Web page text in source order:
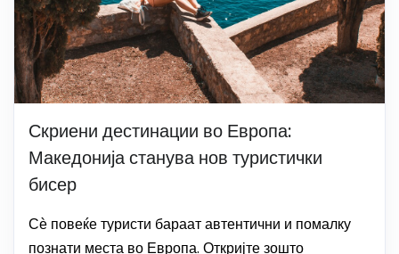
Скриени дестинации во Европа:
Македонија станува нов туристички
бисер
Сѐ повеќе туристи бараат автентични и помалку
познати места во Европа. Откријте зошто